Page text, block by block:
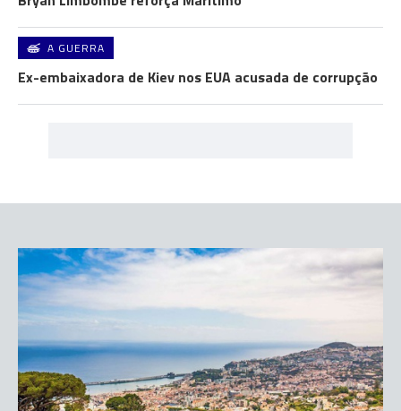
A GUERRA
Ex-embaixadora de Kiev nos EUA acusada de corrupção